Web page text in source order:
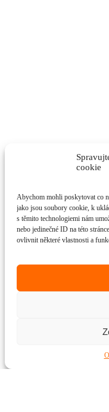
cookie
Abychom mohli poskytovat co
jako jsou soubory cookie, k
s těmito technologiemi nám
nebo jedinečné ID na této
ovlivnit některé vlastnosti a